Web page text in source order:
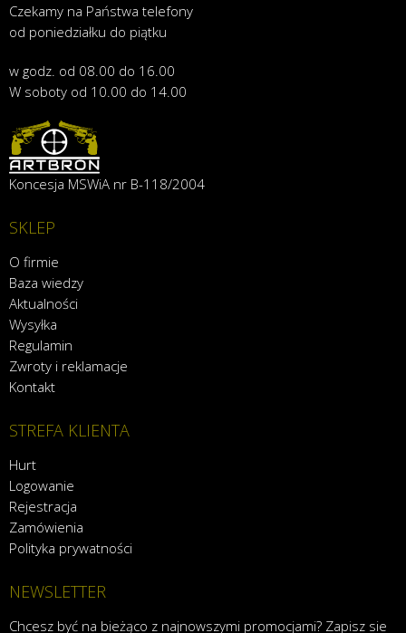
Czekamy na Państwa telefony
od poniedziałku do piątku
w godz. od 08.00 do 16.00
W soboty od 10.00 do 14.00
Koncesja MSWiA nr B-118/2004
SKLEP
O firmie
Baza wiedzy
Aktualności
Wysyłka
Regulamin
Zwroty i reklamacje
Kontakt
STREFA KLIENTA
Hurt
Logowanie
Rejestracja
Zamówienia
Polityka prywatności
NEWSLETTER
Chcesz być na bieżąco z najnowszymi promocjami? Zapisz sie